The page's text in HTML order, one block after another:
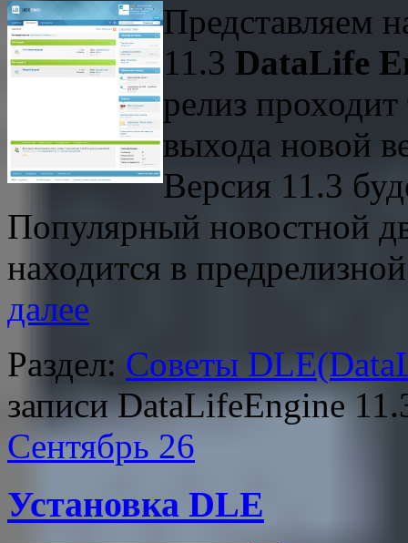
Представляем
11.3 DataLife
релиз
выхода новой
Версия 11.3
Популярный новостной
находится в
далее
Раздел: Советы
записи DataLifeEngine
Сентябрь 26
Установка DLE